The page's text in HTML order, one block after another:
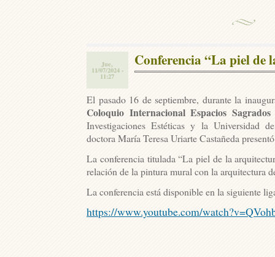
Jue,
11/07/2024 -
11:27
Conferencia “La piel de
El pasado 16 de septiembre, durante la
Coloquio Internacional Espacios Sagrados
Investigaciones Estéticas y la Universidad
doctora María Teresa Uriarte Castañeda
La conferencia titulada “La piel de la
relación de la pintura mural con la arquitectura
La conferencia está disponible en la siguiente
https://www.youtube.com/watch?